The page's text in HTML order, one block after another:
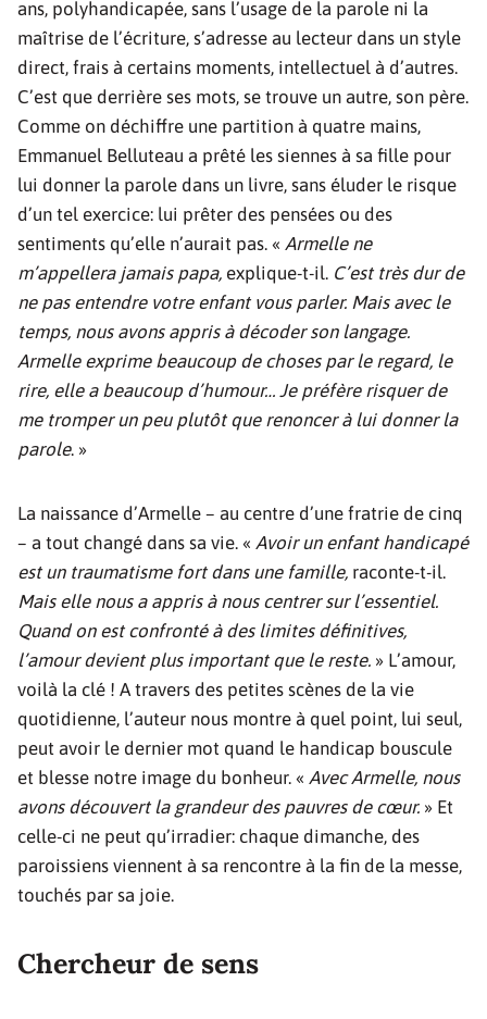
ans, polyhandicapée, sans l’usage de la parole ni la
maîtrise de l’écriture, s’adresse au lecteur dans un style
direct, frais à certains moments, intellectuel à d’autres.
C’est que derrière ses mots, se trouve un autre, son père.
Comme on déchiffre une partition à quatre mains,
Emmanuel Belluteau a prêté les siennes à sa fille pour
lui donner la parole dans un livre, sans éluder le risque
d’un tel exercice: lui prêter des pensées ou des
sentiments qu’elle n’aurait pas. « Armelle ne
m’appellera jamais papa, explique-t-il. C’est très dur de
ne pas entendre votre enfant vous parler. Mais avec le
temps, nous avons appris à décoder son langage.
Armelle exprime beaucoup de choses par le regard, le
rire, elle a beaucoup d’humour… Je préfère risquer de
me tromper un peu plutôt que renoncer à lui donner la
parole. »
La naissance d’Armelle – au centre d’une fratrie de cinq
– a tout changé dans sa vie. « Avoir un enfant handicapé
est un traumatisme fort dans une famille, raconte-t-il.
Mais elle nous a appris à nous centrer sur l’essentiel.
Quand on est confronté à des limites définitives,
l’amour devient plus important que le reste. » L’amour,
voilà la clé ! A travers des petites scènes de la vie
quotidienne, l’auteur nous montre à quel point, lui seul,
peut avoir le dernier mot quand le handicap bouscule
et blesse notre image du bonheur. « Avec Armelle, nous
avons découvert la grandeur des pauvres de cœur. » Et
celle-ci ne peut qu’irradier: chaque dimanche, des
paroissiens viennent à sa rencontre à la fin de la messe,
touchés par sa joie.
Chercheur de sens